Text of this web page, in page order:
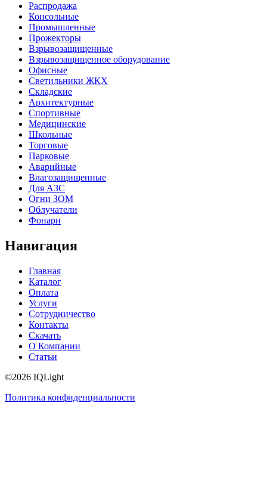
Распродажа
Консольные
Промышленные
Прожекторы
Взрывозащищенные
Взрывозащищенное оборудование
Офисные
Cветильники ЖКХ
Складские
Архитектурные
Спортивные
Медицинские
Школьные
Торговые
Парковые
Аварийные
Влагозащищенные
Для АЗС
Огни ЗОМ
Облучатели
Фонари
Навигация
Главная
Каталог
Оплата
Услуги
Сотрудничество
Контакты
Скачать
О Компании
Статьи
©2026 IQLight
Политика конфиденциальности